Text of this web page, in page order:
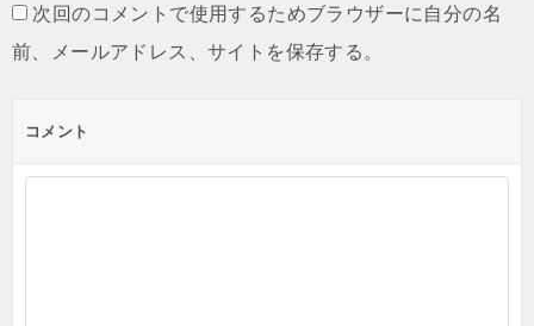
次回のコメントで使用するためブラウザーに自分の名
前、メールアドレス、サイトを保存する。
コメント